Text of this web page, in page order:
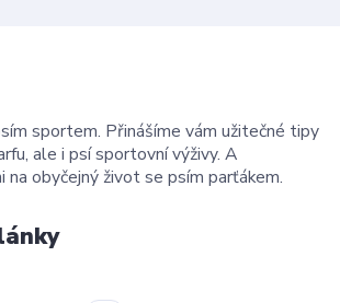
sportem. Přinášíme vám užitečné tipy
ale i psí sportovní výživy. A
na obyčejný život se psím parťákem.